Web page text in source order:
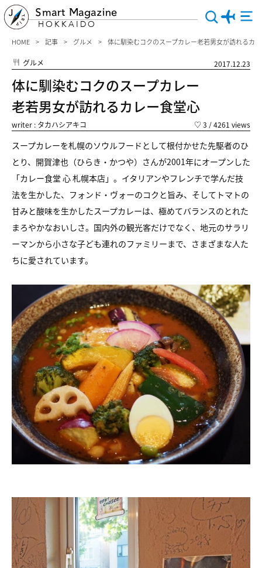
Smart Magazine
HOKKAIDO
HOME 記事 グルメ 体に馴染むコクのスープカレー老若男女が訪れるカ
グルメ 2017.12.23
体に馴染むコクのスープカレー
老若男女が訪れるカレー食堂心
writer : タカハシアキコ ♡ 3 / 4261 views
スープカレーを札幌のソウルフードとして根付かせた先駆者のひ
とり、開賀津也（ひらき・かつや）さんが2001年にオープンした
「カレー食堂 心 札幌本店」。イタリアンやフレンチで学んだ技
法を生かした、フォンド・ヴォーのコクと旨み、そしてトマトの
甘みと酸味を生かしたスープカレーは、極めてバランスのとれた
まろやかなおいしさ。国内外の観光客だけでなく、地元のサラリ
ーマンから小さな子ども連れのファミリーまで、さまざまな人た
ちに愛されています。